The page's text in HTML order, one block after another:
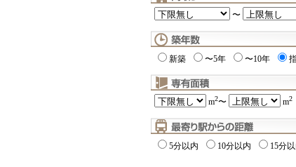
〜
新築 〜5年 〜10年
m2〜 m2
5分以内 10分以内 15分